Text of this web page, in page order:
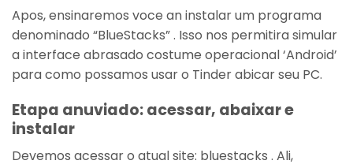
Apos, ensinaremos voce an instalar um programa
denominado “BlueStacks” . Isso nos permitira simular
a interface abrasado costume operacional ‘Android’
para como possamos usar o Tinder abicar seu PC.
Etapa anuviado: acessar, abaixar e
instalar
Devemos acessar o atual site: bluestacks . Ali,